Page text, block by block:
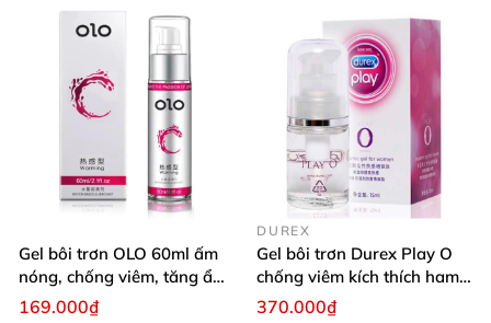
Gel bôi trơn OLO 60ml ấm
nóng, chống viêm, tăng ẩm
vùng kín
169.000₫
DUREX
Gel bôi trơn Durex Play O
chống viêm kích thích ham
muốn tự nhiên
370.000₫